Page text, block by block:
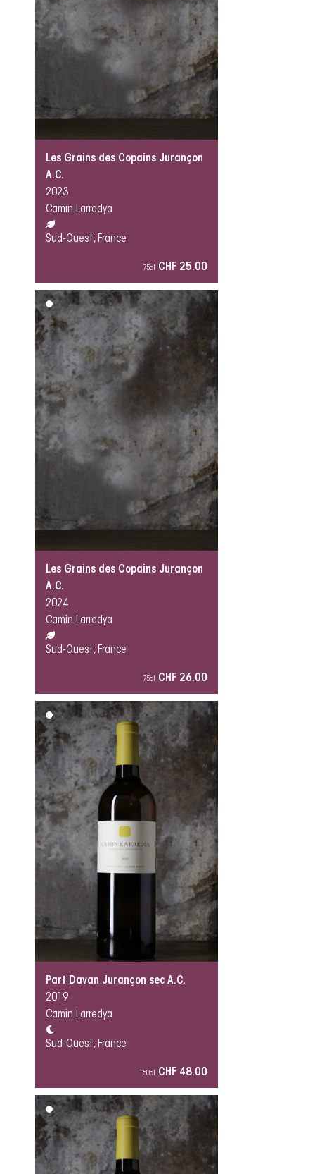
Les Grains des Copains Jurançon
A.C.
2023
Camin Larredya
Sud-Ouest, France
75cl CHF 25.00
Les Grains des Copains Jurançon
A.C.
2024
Camin Larredya
Sud-Ouest, France
75cl CHF 26.00
Part Davan Jurançon sec A.C.
2019
Camin Larredya
Sud-Ouest, France
150cl CHF 48.00